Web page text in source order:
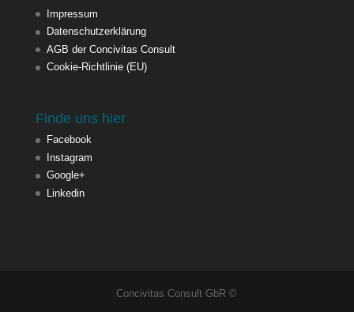
Impressum
Datenschutzerklärung
AGB der Concivitas Consult
Cookie-Richtlinie (EU)
Finde uns hier
Facebook
Instagram
Google+
Linkedin
Concivitas Consult GbR ©